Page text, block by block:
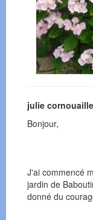
julie cornouaille
Bonjour,
J'ai commencé
jardin de
donné du